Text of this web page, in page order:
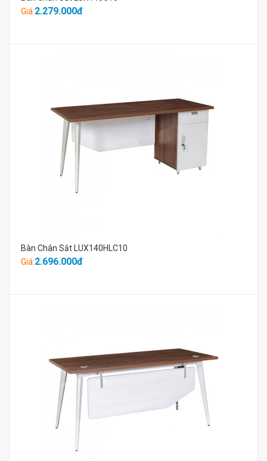
Giá:2.279.000đ
Bàn Chân Sắt LUX140HLC10
Giá:2.696.000đ